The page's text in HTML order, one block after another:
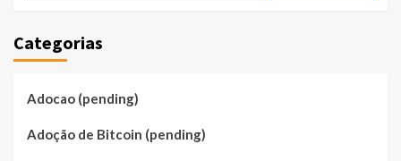
Categorias
Adocao (pending)
Adoção de Bitcoin (pending)